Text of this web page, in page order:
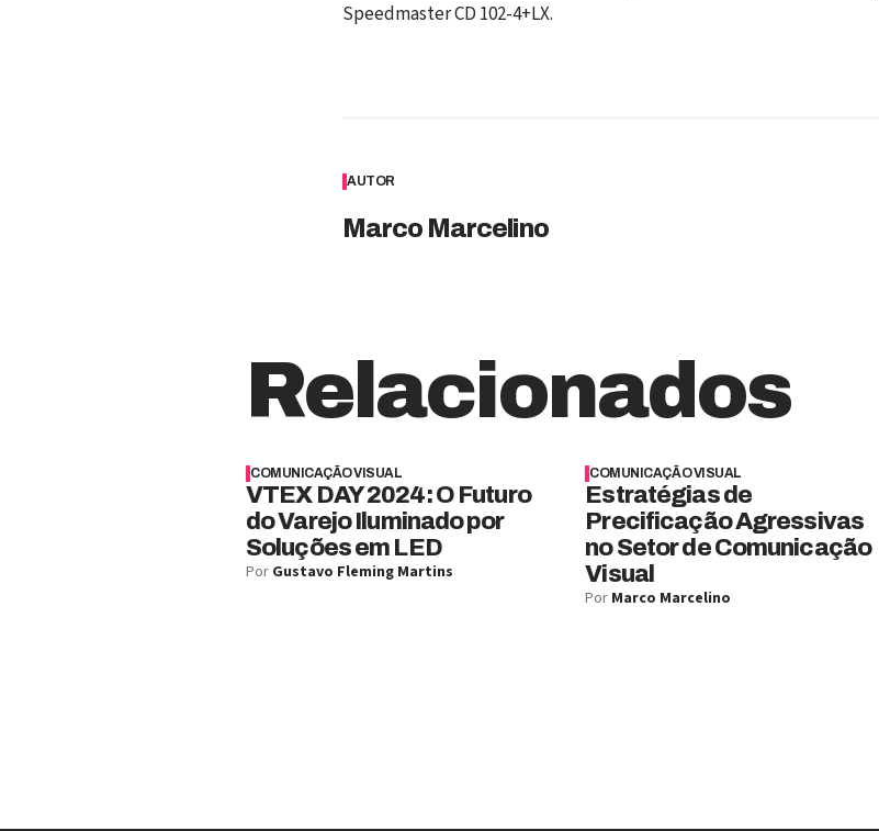
Speedmaster CD 102-4+LX.
AUTOR
Marco Marcelino
Relacionados
COMUNICAÇÃO VISUAL
VTEX DAY 2024: O Futuro
do Varejo Iluminado por
Soluções em LED
Por Gustavo Fleming Martins
COMUNICAÇÃO VISUAL
Estratégias de
Precificação Agressivas
no Setor de Comunicação
Visual
Por Marco Marcelino